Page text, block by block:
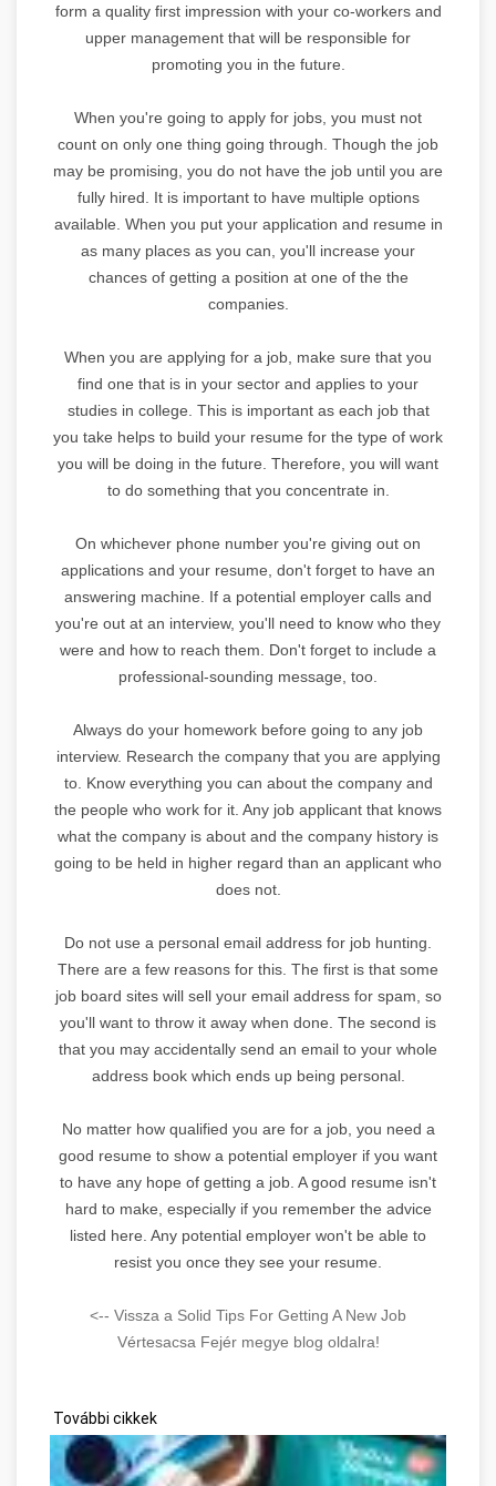
form a quality first impression with your co-workers and
upper management that will be responsible for
promoting you in the future.
When you're going to apply for jobs, you must not
count on only one thing going through. Though the job
may be promising, you do not have the job until you are
fully hired. It is important to have multiple options
available. When you put your application and resume in
as many places as you can, you'll increase your
chances of getting a position at one of the the
companies.
When you are applying for a job, make sure that you
find one that is in your sector and applies to your
studies in college. This is important as each job that
you take helps to build your resume for the type of work
you will be doing in the future. Therefore, you will want
to do something that you concentrate in.
On whichever phone number you're giving out on
applications and your resume, don't forget to have an
answering machine. If a potential employer calls and
you're out at an interview, you'll need to know who they
were and how to reach them. Don't forget to include a
professional-sounding message, too.
Always do your homework before going to any job
interview. Research the company that you are applying
to. Know everything you can about the company and
the people who work for it. Any job applicant that knows
what the company is about and the company history is
going to be held in higher regard than an applicant who
does not.
Do not use a personal email address for job hunting.
There are a few reasons for this. The first is that some
job board sites will sell your email address for spam, so
you'll want to throw it away when done. The second is
that you may accidentally send an email to your whole
address book which ends up being personal.
No matter how qualified you are for a job, you need a
good resume to show a potential employer if you want
to have any hope of getting a job. A good resume isn't
hard to make, especially if you remember the advice
listed here. Any potential employer won't be able to
resist you once they see your resume.
<-- Vissza a Solid Tips For Getting A New Job
Vértesacsa Fejér megye blog oldalra!
További cikkek